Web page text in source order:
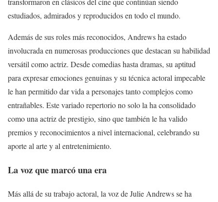
estudiados, admirados y reproducidos en todo el mundo.
Además de sus roles más reconocidos, Andrews ha estado
involucrada en numerosas producciones que destacan su habilidad
versátil como actriz. Desde comedias hasta dramas, su aptitud
para expresar emociones genuinas y su técnica actoral impecable
le han permitido dar vida a personajes tanto complejos como
entrañables. Este variado repertorio no solo la ha consolidado
como una actriz de prestigio, sino que también le ha valido
premios y reconocimientos a nivel internacional, celebrando su
aporte al arte y al entretenimiento.
La voz que marcó una era
Más allá de su trabajo actoral, la voz de Julie Andrews se ha